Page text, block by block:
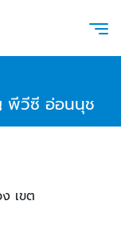
พีวีซี อ่อนนุช
เขต